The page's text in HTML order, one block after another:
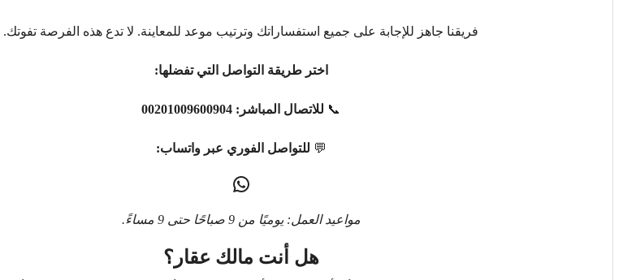
فريقنا جاهز للإجابة على جميع استفساراتك وترتيب موعد للمعاينة. لا تدع هذه الفرصة تفوتك.
اختر طريقة التواصل التي تفضلها:
📞 للاتصال المباشر: 00201009600904
💬 للتواصل الفوري عبر واتساب:
مواعيد العمل: يوميًا من 9 صباحًا حتى 9 مساءً.
هل أنت مالك عقار؟